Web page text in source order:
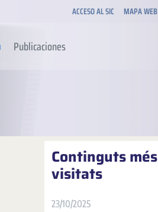
ACCESO AL SIC MAPA WEB
Publicaciones
Continguts més
visitats
23/10/2025